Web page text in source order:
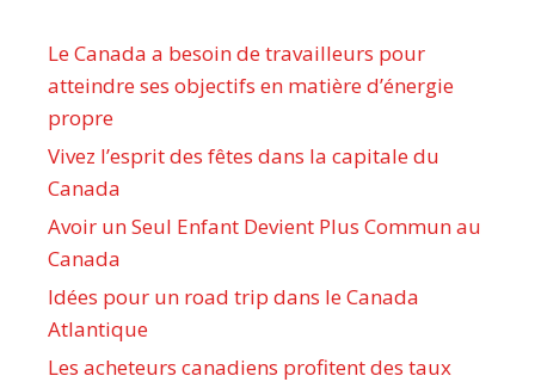
Le Canada a besoin de travailleurs pour
atteindre ses objectifs en matière d’énergie
propre
Vivez l’esprit des fêtes dans la capitale du
Canada
Avoir un Seul Enfant Devient Plus Commun au
Canada
Idées pour un road trip dans le Canada
Atlantique
Les acheteurs canadiens profitent des taux